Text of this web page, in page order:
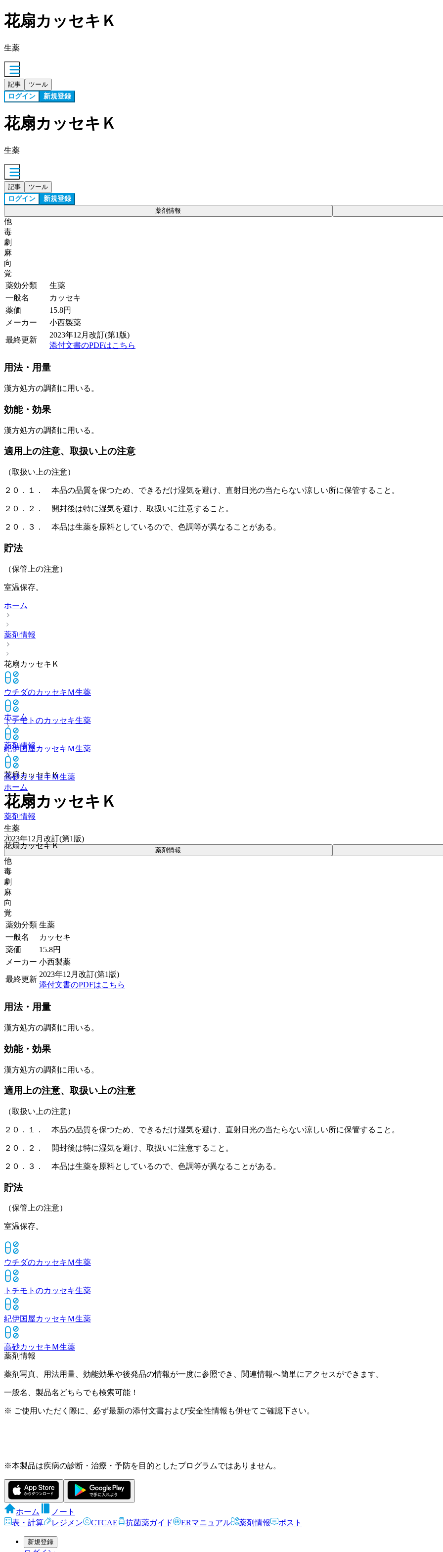
花扇カッセキＫ
生薬
記事 ツール
ログイン 新規登録
花扇カッセキＫ
生薬
記事 ツール
ログイン 新規登録
薬剤情報
他
毒
劇
麻
向
覚
薬効分類
生薬
一般名
カッセキ
薬価
15.8円
メーカー
小西製薬
最終更新
2023年12月改訂(第1版)
添付文書のPDFはこちら
用法・用量
漢方処方の調剤に用いる。
効能・効果
漢方処方の調剤に用いる。
適用上の注意、取扱い上の注意
（取扱い上の注意）
２０．１． 本品の品質を保つため、できるだけ湿気を避け、直射日光の当たらない涼しい所に保管すること。
２０．２． 開封後は特に湿気を避け、取扱いに注意すること。
２０．３． 本品は生薬を原料としているので、色調等が異なることがある。
貯法
（保管上の注意）
室温保存。
ホーム
薬剤情報
花扇カッセキＫ
ウチダのカッセキＭ生薬
トチモトのカッセキ生薬
紀伊国屋カッセキＭ生薬
高砂カッセキＭ生薬
ホーム
薬剤情報
花扇カッセキＫ
ホーム
薬剤情報
花扇カッセキＫ
花扇カッセキＫ
生薬
2023年12月改訂(第1版)
薬剤情報
他
毒
劇
麻
向
覚
薬効分類 生薬
一般名
カッセキ
薬価
15.8円
メーカー 小西製薬
最終更新
2023年12月改訂(第1版)
添付文書のPDFはこちら
用法・用量
漢方処方の調剤に用いる。
効能・効果
漢方処方の調剤に用いる。
適用上の注意、取扱い上の注意
（取扱い上の注意）
２０．１． 本品の品質を保つため、できるだけ湿気を避け、直射日光の当たらない涼しい所に保管すること。
２０．２． 開封後は特に湿気を避け、取扱いに注意すること。
２０．３． 本品は生薬を原料としているので、色調等が異なることがある。
貯法
（保管上の注意）
室温保存。
ウチダのカッセキＭ生薬
トチモトのカッセキ生薬
紀伊国屋カッセキＭ生薬
高砂カッセキＭ生薬
薬剤情報
薬剤写真、用法用量、効能効果や後発品の情報が一度に参照でき、関連情報へ簡単にアクセスができます。
一般名、製品名どちらでも検索可能！
※ ご使用いただく際に、必ず最新の添付文書および安全性情報も併せてご確認下さい。
※本製品は疾病の診断・治療・予防を目的としたプログラムではありません。
ホーム
ノート
表・計算
レジメン CTCAE 抗菌薬ガイド ERマニュアル 薬剤情報 ポスト
新規登録